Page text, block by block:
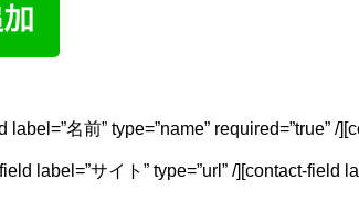
名前” type=”name” required=”true” /
label=”サイト” type=”url” /][contact-field